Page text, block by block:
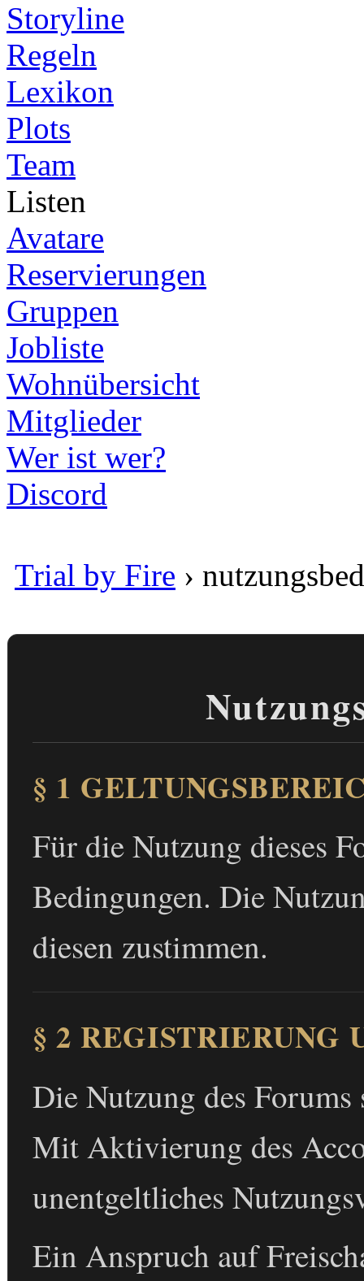
Storyline
Regeln
Lexikon
Plots
Team
Listen
Avatare
Reservierungen
Gruppen
Jobliste
Wohnübersicht
Mitglieder
Wer ist wer?
Discord
Trial by Fire ›
§ 1
Für die Nutzung dieses
Bedingungen. Die
diesen zustimmen.
§ 2 REGISTRIERUNG
Die Nutzung des
Mit Aktivierung des
unentgeltliches
Ein Anspruch auf